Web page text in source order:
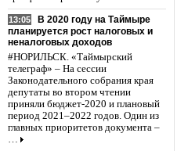
13:05
В 2020 году на Таймыре
планируется рост налоговых и
неналоговых доходов
#НОРИЛЬСК. «Таймырский
телеграф» – На сессии
Законодательного собрания края
депутаты во втором чтении
приняли бюджет-2020 и плановый
период 2021–2022 годов. Один из
главных приоритетов документа –
…